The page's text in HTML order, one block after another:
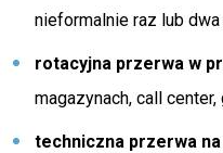
nieformalnie raz lub
rotacyjna przerwa w
magazynach, call
techniczna przerwa